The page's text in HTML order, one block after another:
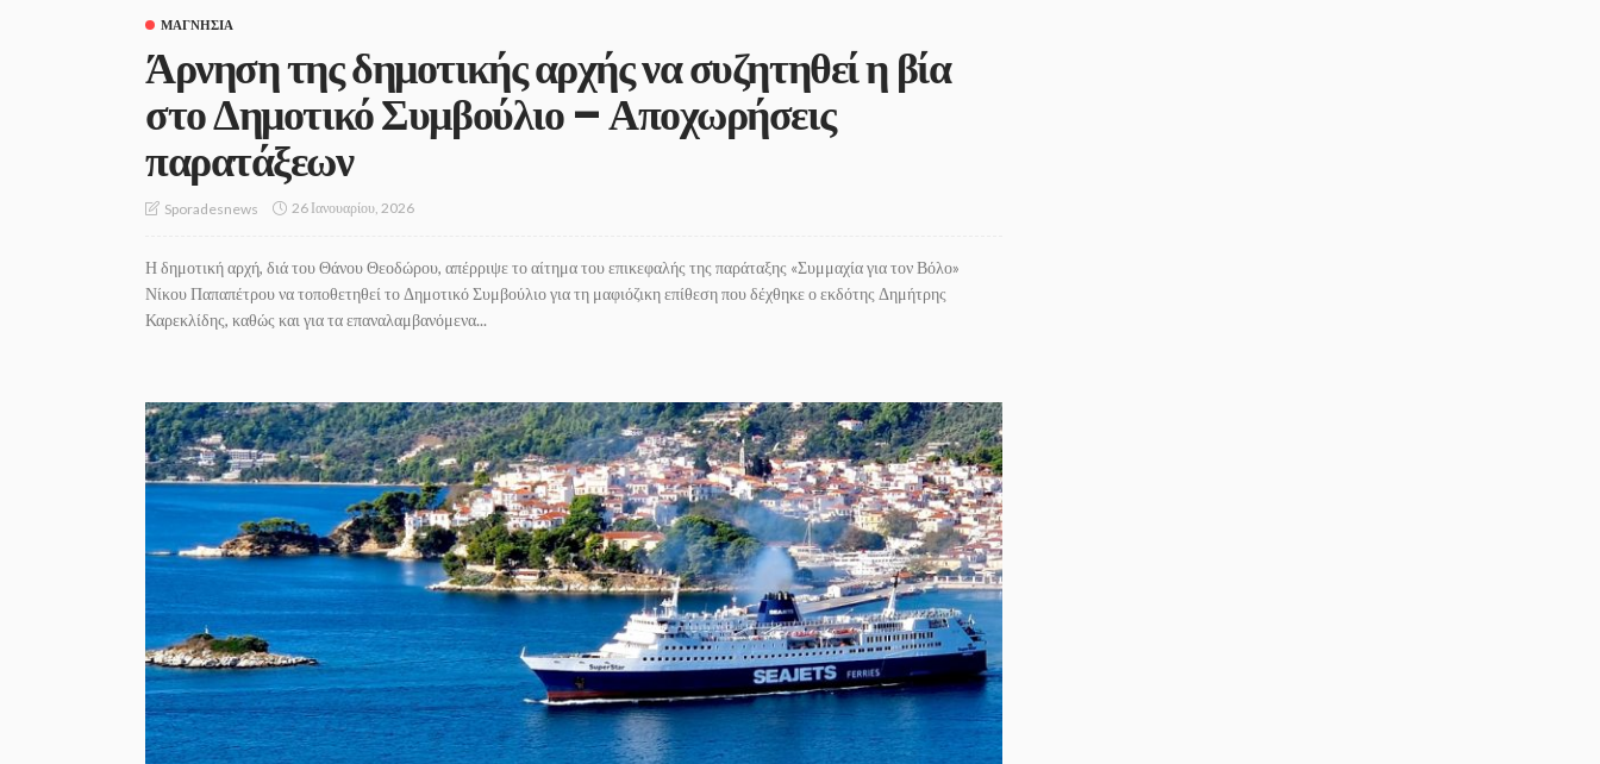
ΜΑΓΝΗΣΊΑ
Άρνηση της δημοτικής αρχής να συζητηθεί η βία
στο Δημοτικό Συμβούλιο – Αποχωρήσεις
παρατάξεων
Sporadesnews 26 Ιανουαρίου, 2026
Η δημοτική αρχή, διά του Θάνου Θεοδώρου, απέρριψε το αίτημα του επικεφαλής της παράταξης «Συμμαχία για τον Βόλο»
Νίκου Παπαπέτρου να τοποθετηθεί το Δημοτικό Συμβούλιο για τη μαφιόζικη επίθεση που δέχθηκε ο εκδότης Δημήτρης
Καρεκλίδης, καθώς και για τα επαναλαμβανόμενα...